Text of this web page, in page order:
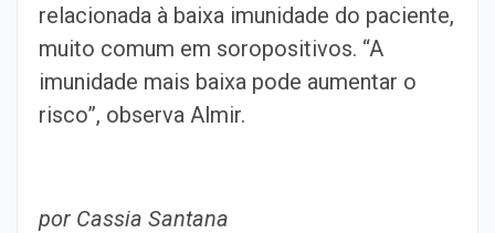
relacionada à baixa imunidade do paciente,
muito comum em soropositivos. “A
imunidade mais baixa pode aumentar o
risco”, observa Almir.
por Cassia Santana